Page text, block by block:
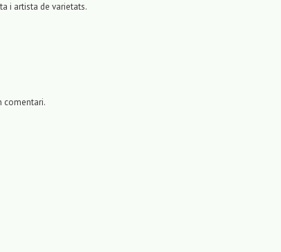
i artista de varietats.
comentari.